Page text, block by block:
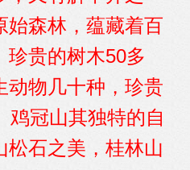
始森林，蕴藏着百
珍贵的树木50多
动物几十种，珍贵
鸡冠山其独特的自
松石之美，桂林山